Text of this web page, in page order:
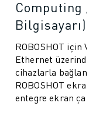
Computing /
Bilgisayarı)
ROBOSHOT için
Ethernet üzerinden
cihazlarla
ROBOSHOT ekran
entegre ekran